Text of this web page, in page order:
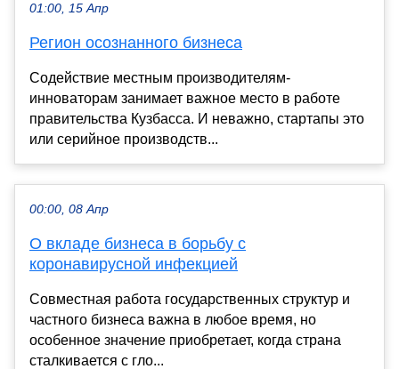
01:00, 15 Апр
Регион осознанного бизнеса
Содействие местным производителям-
инноваторам занимает важное место в работе
правительства Кузбасса. И неважно, стартапы это
или серийное производств...
00:00, 08 Апр
О вкладе бизнеса в борьбу с
коронавирусной инфекцией
Совместная работа государственных структур и
частного бизнеса важна в любое время, но
особенное значение приобретает, когда страна
сталкивается с гло...